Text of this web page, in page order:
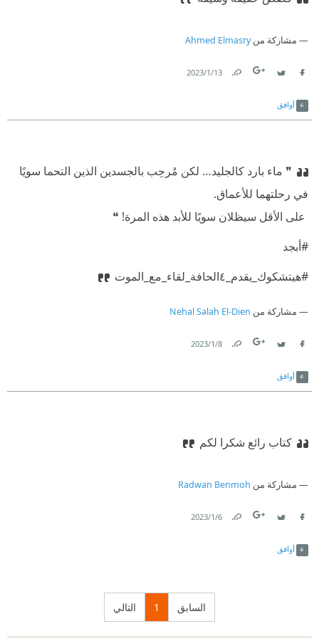
مشاركة منAhmed Elmasry
13‏/1‏/2023
أوافق
❞ ماء بارد كالجليد… لكن مُرحِب بالجسدين الذين التحما سويًا
في رحلتهما للأعماق.
‫ على الأقل سيظلان سويًا للأبد هذه المرة! ❝
#أبجد
#هيتشكوك_يقدم_٤الحافة_لقاء_مع_الموت
مشاركة من Nehal Salah El-Dien
8‏/1‏/2023
أوافق
كتاب رائع شكرا لكم
مشاركة من Radwan Benmoh
6‏/1‏/2023
أوافق
السابق 1 التالي